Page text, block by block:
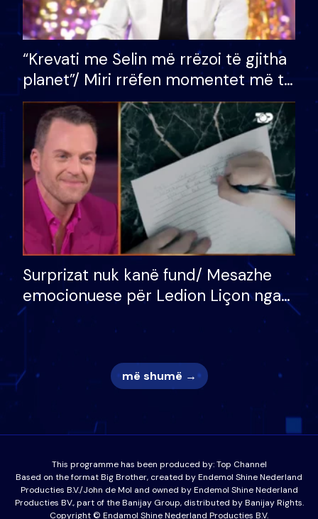
“Krevati me Selin më rrëzoi të gjitha
planet”/ Miri rrëfen momentet më të
bukura në shtëpinë e BB VIP: Do më
mungojë zilja e mëngjesit kur…
Surprizat nuk kanë fund/ Mesazhe
emocionuese për Ledion Liçon nga
nëna dhe fëmijët e tij, moderatori
nuk i mban dot lotët: Nuk meritoj…
më shumë →
This programme has been produced by:Top Channel
Based on the format Big Brother, created by Endemol Shine Nederland
Producties B.V./John de Mol and owned by Endemol Shine Nederland
Producties BV., part of the Banijay Group, distributed by Banijay Rights.
Copyright © Endamol Shine Nederland Producties B.V.